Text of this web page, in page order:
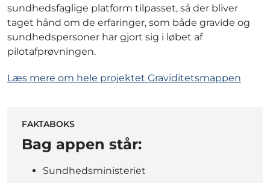
sundhedsfaglige platform tilpasset, så der bliver
taget hånd om de erfaringer, som både gravide og
sundhedspersoner har gjort sig i løbet af
pilotafprøvningen.
Læs mere om hele projektet Graviditetsmappen
FAKTABOKS
Bag appen står:
Sundhedsministeriet